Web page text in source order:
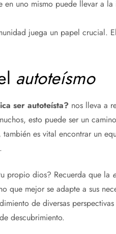
en uno mismo puede llevar a
juega un papel crucial. El
autoteísmo
ser autoteísta? nos lleva a
esto puede ser un
es vital encontrar un
propio dios? Recuerda que la
mejor se adapte a sus
de diversas
descubrimiento.